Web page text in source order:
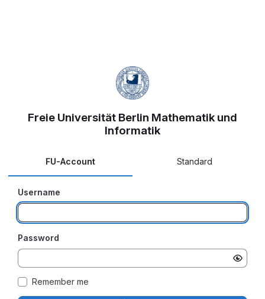
Freie Universität Berlin Mathematik und
Informatik
FU-Account Standard
Username
Password
Remember me